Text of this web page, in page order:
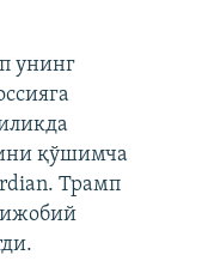
унинг
қўшимча
Трамп